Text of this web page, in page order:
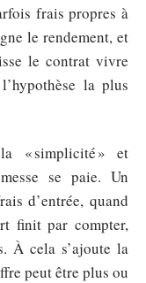
frais propres à
le rendement, et
le contrat vivre
la plus
« simplicité » et
se paie. Un
d’entrée, quand
finit par compter,
À cela s’ajoute la
peut être plus ou